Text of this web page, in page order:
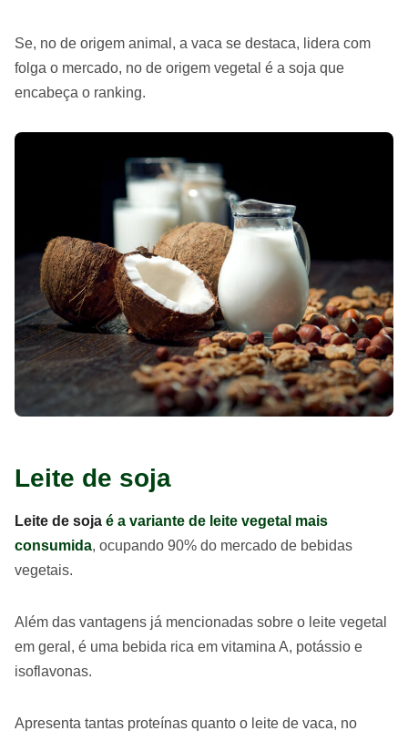
Se, no de origem animal, a vaca se destaca, lidera com
folga o mercado, no de origem vegetal é a soja que
encabeça o ranking.
Leite de soja
Leite de soja é a variante de leite vegetal mais
consumida, ocupando 90% do mercado de bebidas
vegetais.
Além das vantagens já mencionadas sobre o leite vegetal
em geral, é uma bebida rica em vitamina A, potássio e
isoflavonas.
Apresenta tantas proteínas quanto o leite de vaca, no